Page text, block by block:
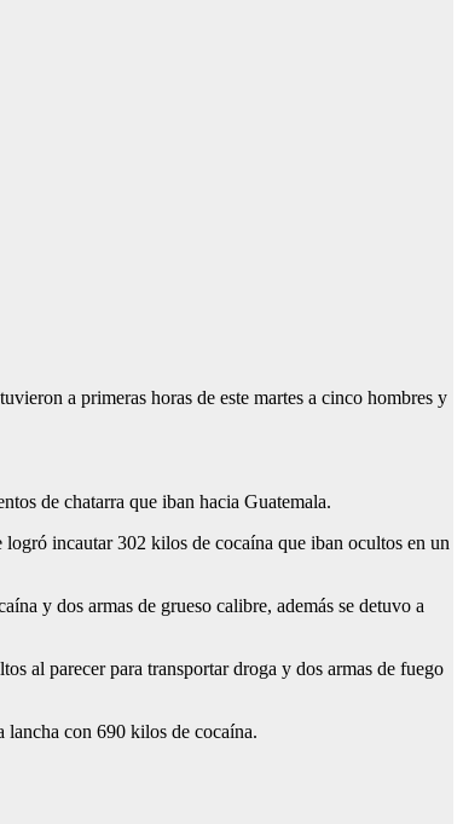
a primeras horas de este martes a cinco hombres y
de chatarra que iban hacia Guatemala.
incautar 302 kilos de cocaína que iban ocultos en un
y dos armas de grueso calibre, además se detuvo a
al parecer para transportar droga y dos armas de fuego
lancha con 690 kilos de cocaína.